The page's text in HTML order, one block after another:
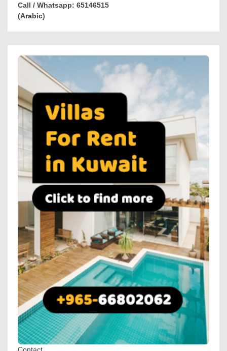
Call / Whatsapp: 65146515
(Arabic)
Contact